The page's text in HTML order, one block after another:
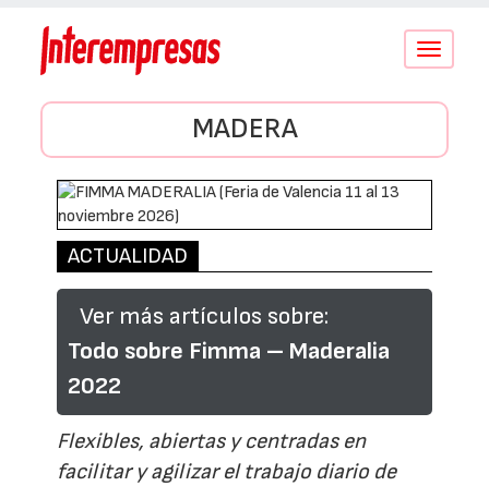
Conmutar
MADERA
ACTUALIDAD
Ver más artículos sobre:
Todo sobre Fimma – Maderalia
2022
Flexibles, abiertas y centradas en
facilitar y agilizar el trabajo diario de